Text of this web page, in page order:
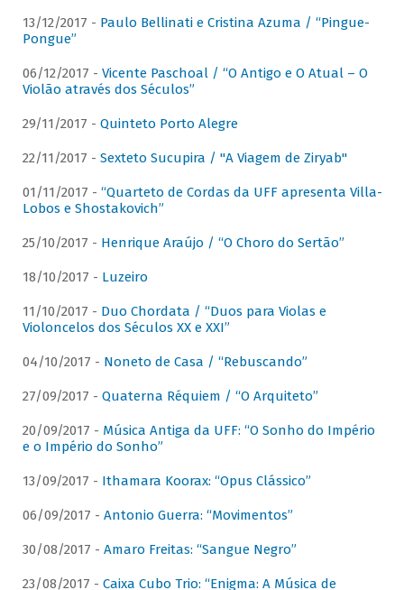
13/12/2017 - Paulo Bellinati e Cristina Azuma / “Pingue-
Pongue”
06/12/2017 - Vicente Paschoal / “O Antigo e O Atual – O
Violão através dos Séculos”
29/11/2017 - Quinteto Porto Alegre
22/11/2017 - Sexteto Sucupira / "A Viagem de Ziryab"
01/11/2017 - “Quarteto de Cordas da UFF apresenta Villa-
Lobos e Shostakovich”
25/10/2017 - Henrique Araújo / “O Choro do Sertão”
18/10/2017 - Luzeiro
11/10/2017 - Duo Chordata / “Duos para Violas e
Violoncelos dos Séculos XX e XXI”
04/10/2017 - Noneto de Casa / “Rebuscando”
27/09/2017 - Quaterna Réquiem / “O Arquiteto”
20/09/2017 - Música Antiga da UFF: “O Sonho do Império
e o Império do Sonho”
13/09/2017 - Ithamara Koorax: “Opus Clássico”
06/09/2017 - Antonio Guerra: “Movimentos”
30/08/2017 - Amaro Freitas: “Sangue Negro”
23/08/2017 - Caixa Cubo Trio: “Enigma: A Música de